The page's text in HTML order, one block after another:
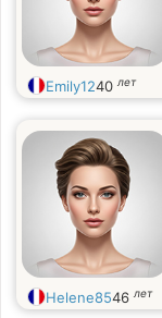
Emily1240 лет
Helene8546 лет